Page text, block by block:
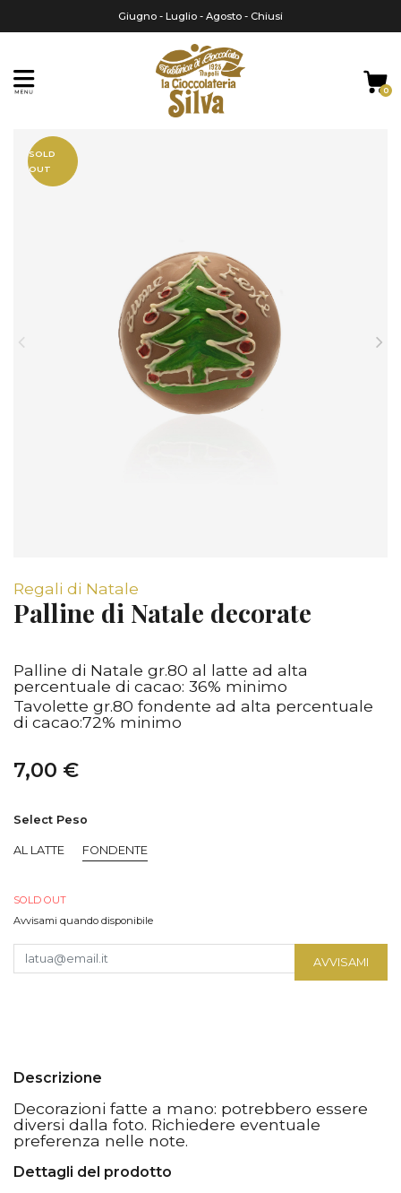
Giugno - Luglio - Agosto - Chiusi
0
Home Palline di Natale decorate
SOLD
OUT
Regali di Natale
Palline di Natale decorate
Palline di Natale gr.80 al latte ad alta
percentuale di cacao: 36% minimo
Tavolette gr.80 fondente ad alta percentuale
di cacao:72% minimo
7,00 €
Select Peso
AL LATTE FONDENTE
SOLD OUT
Avvisami quando disponibile
AVVISAMI
Descrizione
Decorazioni fatte a mano: potrebbero essere
diversi dalla foto. Richiedere eventuale
preferenza nelle note.
Dettagli del prodotto